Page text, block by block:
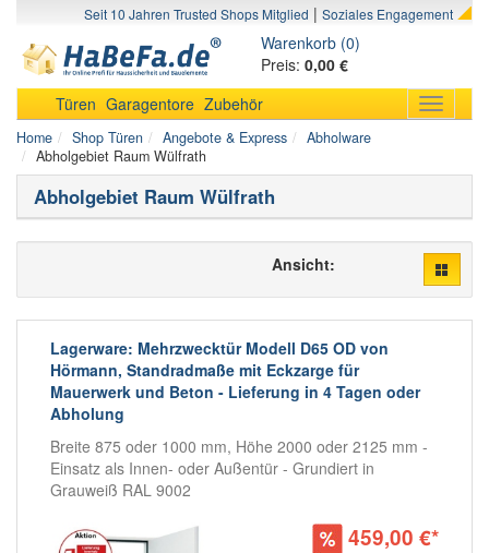
Seit 10 Jahren Trusted Shops Mitglied | Soziales Engagement
Warenkorb (0)
Preis: 0,00 €
Toggle
Türen Garagentore Zubehör
Home Shop Türen Angebote & Express
Abholware
Abholgebiet Raum Wülfrath
Abholgebiet Raum Wülfrath
Ansicht:
Lagerware: Mehrzwecktür Modell D65 OD von
Hörmann, Standradmaße mit Eckzarge für
Mauerwerk und Beton - Lieferung in 4 Tagen oder
Abholung
Breite 875 oder 1000 mm, Höhe 2000 oder 2125 mm -
Einsatz als Innen- oder Außentür - Grundiert in
Grauweiß RAL 9002
459,00 €*